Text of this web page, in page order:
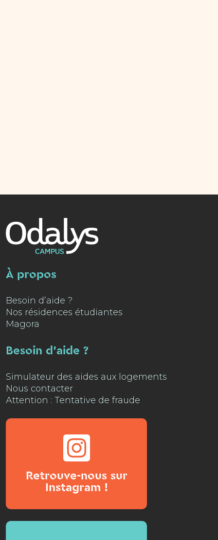
À propos
Besoin d’aide ?
Nos résidences étudiantes
Magora
Besoin d'aide ?
Simulateur des aides aux logements
Nous contacter
Attention : Tentative de fraude
Retrouve-nous sur
Instagram !